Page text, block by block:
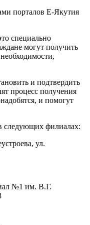
порталов Е-Якутия
специально
могут получить
и подтвердить
процесс получения
и помогут
следующих филиалах:
ул.
№1 им. В.Г.